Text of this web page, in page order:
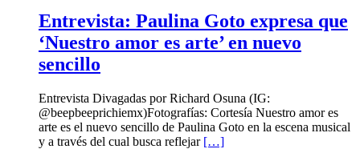
Entrevista: Paulina Goto expresa que
‘Nuestro amor es arte’ en nuevo
sencillo
Entrevista Divagadas por Richard Osuna (IG:
@beepbeeprichiemx)Fotografías: Cortesía Nuestro amor es
arte es el nuevo sencillo de Paulina Goto en la escena musical
y a través del cual busca reflejar […]